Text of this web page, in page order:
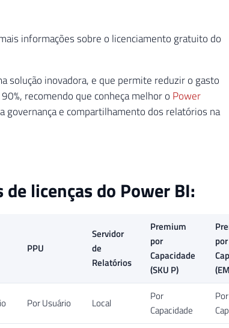
informações sobre o licenciamento gratuito do
solução inovadora, e que permite reduzir o gasto
recomendo que conheça melhor o Power
governança e compartilhamento dos relatórios na
licenças do Power BI:
PPU
Servidor
de
Relatórios
Premium
por
Capacidade
(SKU P)
por
Por Usuário Local
Por
Capacidade
Por